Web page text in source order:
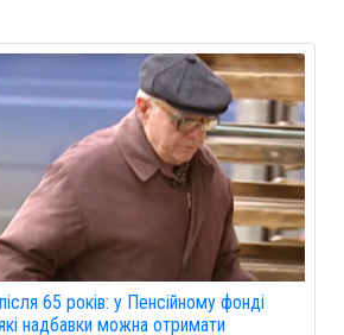
65 років: у Пенсійному фонді
надбавки можна отримати